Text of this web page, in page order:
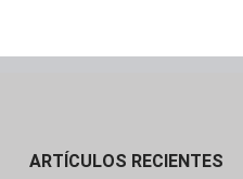
ARTÍCULOS RECIENTES